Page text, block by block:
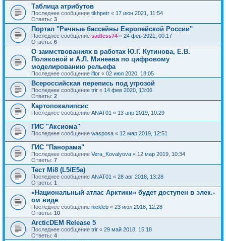
Таблица атрибутов
Последнее сообщение tikhpetr « 17 июн 2021, 11:54
Ответы: 3
Портал "Речные бассейны Европейской России"
Последнее сообщение sadless74 « 24 фев 2021, 00:17
Ответы: 6
О заимствованиях в работах Ю.Г. Кутинова, Е.В.
Поляковой и А.Л. Минеева по цифровому
моделированию рельефа
Последнее сообщение iflor « 02 июл 2020, 18:05
Всероссийская перепись под угрозой
Последнее сообщение trir « 14 фев 2020, 13:06
Ответы: 2
Картопокалипсис
Последнее сообщение ANAT01 « 13 апр 2019, 10:29
ГИС "Аксиома"
Последнее сообщение wasposa « 12 мар 2019, 12:51
ГИС "Панорама"
Последнее сообщение Vera_Kovalyova « 12 мар 2019, 10:34
Ответы: 7
Тест Mi8 (L5/E5a)
Последнее сообщение ANAT01 « 28 авг 2018, 13:28
Ответы: 1
«Национальный атлас Арктики» будет доступен в элек.-
ом виде
Последнее сообщение nickleb « 23 июл 2018, 12:28
Ответы: 10
ArcticDEM Release 5
Последнее сообщение trir « 29 май 2018, 15:18
Ответы: 4